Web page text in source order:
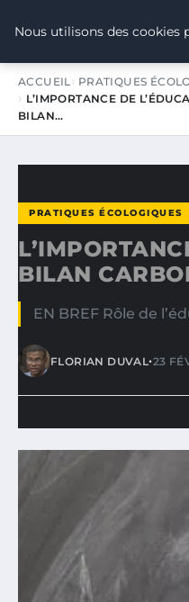
TOUR DE
ACCUEIL
PRATIQUES
L’IMPORTANCE DE
BILAN…
PRATIQUES ÉCOLOGIQUES
BILAN
EN BREF Rôle de
FLORIAN DUVAL•23
Nous utilisons des